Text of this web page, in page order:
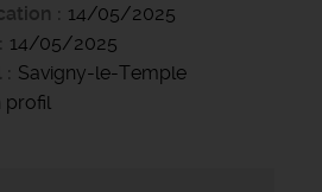
14/05/2025
14/05/2025
Savigny-le-Temple
profil